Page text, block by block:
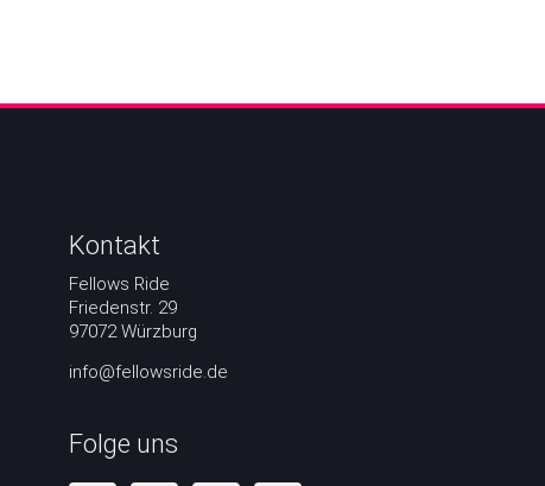
Kontakt
Fellows Ride
Friedenstr. 29
97072 Würzburg
info@fellowsride.de
Folge uns